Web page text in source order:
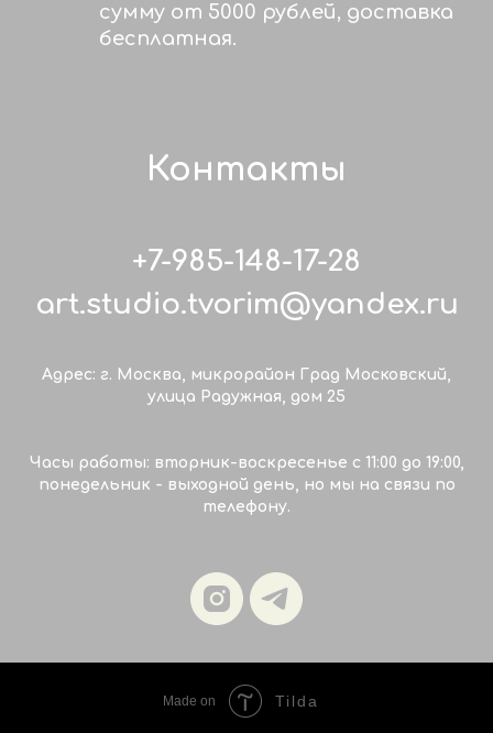
сумму от 5000 рублей, доставка
бесплатная.
Контакты
+7-985-148-17-28
art.studio.tvorim@yandex.ru
Адрес: г. Москва, микрорайон Град Московский,
улица Радужная, дом 25
Часы работы: вторник-воскресенье с 11:00 до 19:00,
понедельник - выходной день, но мы на связи по
телефону.
Made on Tilda